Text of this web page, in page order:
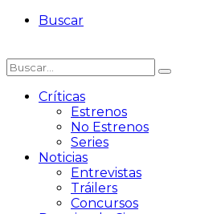
Buscar
Críticas
Estrenos
No Estrenos
Series
Noticias
Entrevistas
Tráilers
Concursos